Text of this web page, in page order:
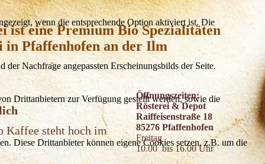
ist eine Premium Bio Spezialitäten
in Pfaffenhofen an der Ilm
Kaffee steht hoch im
Öffnungszeiten:
Rösterei & Depot
Raiffeisenstraße 18
85276 Pfaffenhofen
Freitag
10.00 bis 16.00 Uhr
wenn die entsprechende Option aktiviert ist. Die
Nachfrage angepassten Erscheinungsbilds der Seite.
Drittanbietern zur Verfügung gestellt werden, sowie die
Diese Drittanbieter können eigene Cookies setzen, z.B. um die